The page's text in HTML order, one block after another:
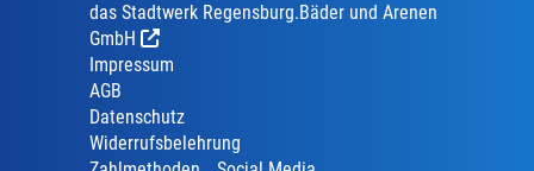
das Stadtwerk Regensburg.Bäder und Arenen
GmbH
Impressum
AGB
Datenschutz
Widerrufsbelehrung